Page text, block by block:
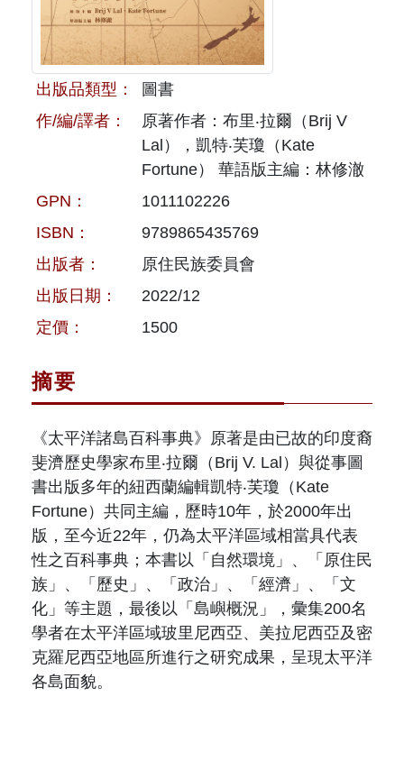
委員介紹
歷次會議記錄
徵稿訊息
本會出版品列表
與國史館共同出版品介紹
出版品查詢
文獻電子期刊
本期內容
歷史期刊
徵稿說明
期刊查詢
相關連結
出版品類型：
圖書
作/編/譯者：
原著作者：布里‧拉爾（Brij V
Lal），凱特‧芙瓊（Kate
Fortune） 華語版主編：林修澈
GPN：
1011102226
ISBN：
9789865435769
出版者：
原住民族委員會
出版日期：
2022/12
定價：
1500
摘要
《太平洋諸島百科事典》原著是由已故的印度裔
斐濟歷史學家布里‧拉爾（Brij V. Lal）與從事圖
書出版多年的紐西蘭編輯凱特‧芙瓊（Kate
Fortune）共同主編，歷時10年，於2000年出
版，至今近22年，仍為太平洋區域相當具代表
性之百科事典；本書以「自然環境」、「原住民
族」、「歷史」、「政治」、「經濟」、「文
化」等主題，最後以「島嶼概況」，彙集200名
學者在太平洋區域玻里尼西亞、美拉尼西亞及密
克羅尼西亞地區所進行之研究成果，呈現太平洋
各島面貌。